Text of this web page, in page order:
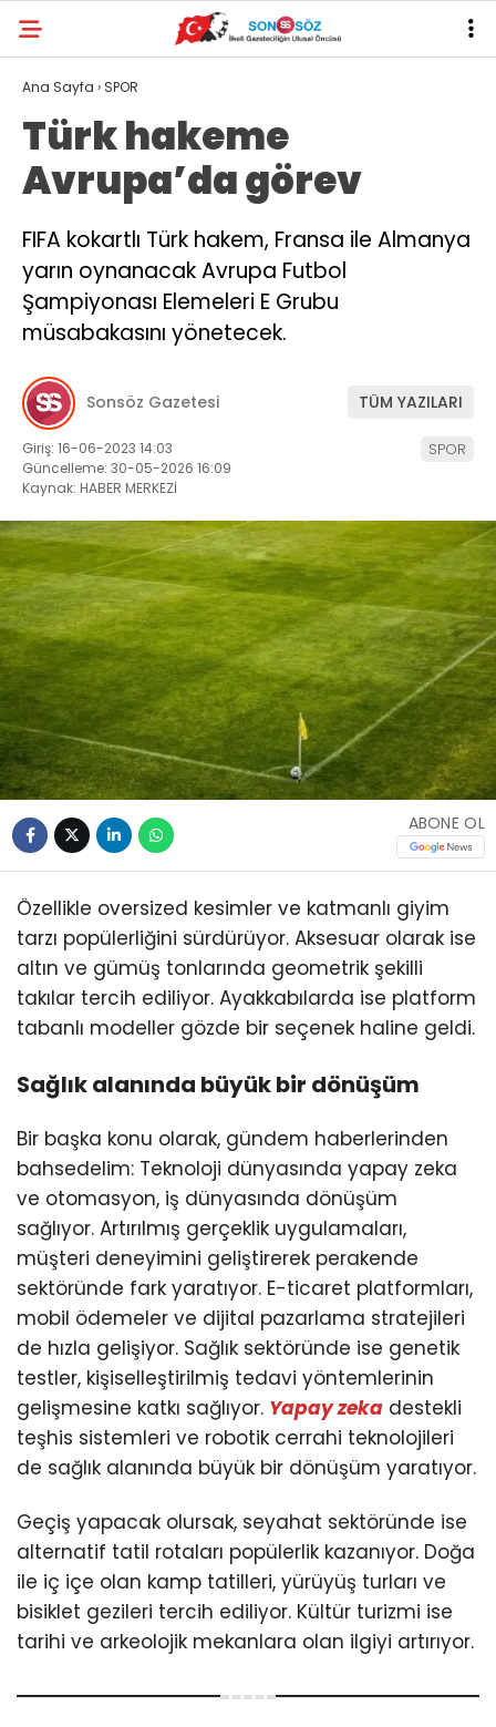
Ana Sayfa › SPOR
Türk hakeme
Avrupa’da görev
FIFA kokartlı Türk hakem, Fransa ile Almanya
yarın oynanacak Avrupa Futbol
Şampiyonası Elemeleri E Grubu
müsabakasını yönetecek.
Sonsöz Gazetesi TÜM YAZILARI
Giriş: 16-06-2023 14:03
Güncelleme: 30-05-2026 16:09
Kaynak: HABER MERKEZİ
SPOR
ABONE OL
Özellikle oversized kesimler ve katmanlı giyim
tarzı popülerliğini sürdürüyor. Aksesuar olarak ise
altın ve gümüş tonlarında geometrik şekilli
takılar tercih ediliyor. Ayakkabılarda ise platform
tabanlı modeller gözde bir seçenek haline geldi.
Sağlık alanında büyük bir dönüşüm
Bir başka konu olarak, gündem haberlerinden
bahsedelim: Teknoloji dünyasında yapay zeka
ve otomasyon, iş dünyasında dönüşüm
sağlıyor. Artırılmış gerçeklik uygulamaları,
müşteri deneyimini geliştirerek perakende
sektöründe fark yaratıyor. E-ticaret platformları,
mobil ödemeler ve dijital pazarlama stratejileri
de hızla gelişiyor. Sağlık sektöründe ise genetik
testler, kişiselleştirilmiş tedavi yöntemlerinin
gelişmesine katkı sağlıyor. Yapay zeka destekli
teşhis sistemleri ve robotik cerrahi teknolojileri
de sağlık alanında büyük bir dönüşüm yaratıyor.
Geçiş yapacak olursak, seyahat sektöründe ise
alternatif tatil rotaları popülerlik kazanıyor. Doğa
ile iç içe olan kamp tatilleri, yürüyüş turları ve
bisiklet gezileri tercih ediliyor. Kültür turizmi ise
tarihi ve arkeolojik mekanlara olan ilgiyi artırıyor.